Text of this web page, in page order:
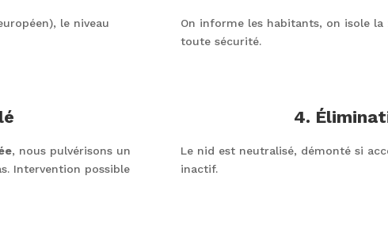
le niveau
On informe les habitants, on isole
toute sécurité.
4.
, nous pulvérisons un
Intervention possible
Le nid est neutralisé, démonté si
inactif.